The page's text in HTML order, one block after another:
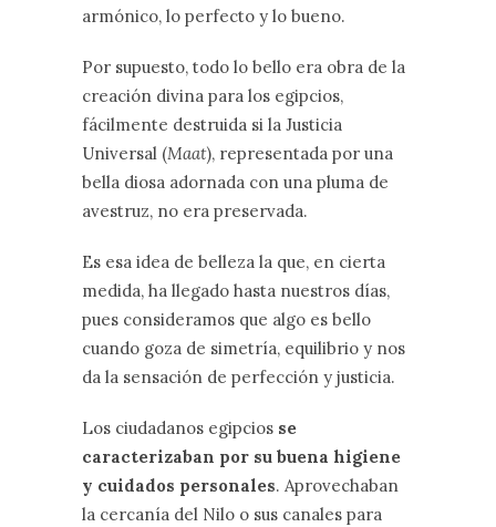
armónico, lo perfecto y lo bueno.
Por supuesto, todo lo bello era obra de la
creación divina para los egipcios,
fácilmente destruida si la Justicia
Universal (Maat), representada por una
bella diosa adornada con una pluma de
avestruz, no era preservada.
Es esa idea de belleza la que, en cierta
medida, ha llegado hasta nuestros días,
pues consideramos que algo es bello
cuando goza de simetría, equilibrio y nos
da la sensación de perfección y justicia.
Los ciudadanos egipcios se
caracterizaban por su buena higiene
y cuidados personales. Aprovechaban
la cercanía del Nilo o sus canales para